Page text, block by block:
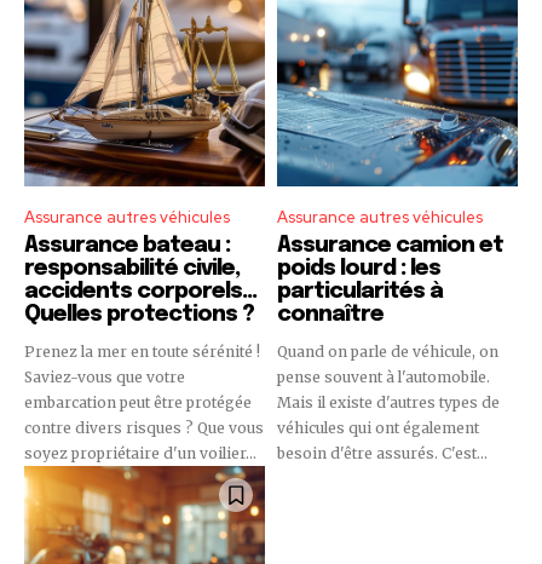
Assurance autres véhicules
Assurance bateau :
responsabilité civile,
accidents corporels…
Quelles protections ?
Prenez la mer en toute sérénité !
Saviez-vous que votre
embarcation peut être protégée
contre divers risques ? Que vous
soyez propriétaire d'un voilier...
Assurance autres véhicules
Assurance camion et
poids lourd : les
particularités à
connaître
Quand on parle de véhicule, on
pense souvent à l'automobile.
Mais il existe d'autres types de
véhicules qui ont également
besoin d'être assurés. C'est...